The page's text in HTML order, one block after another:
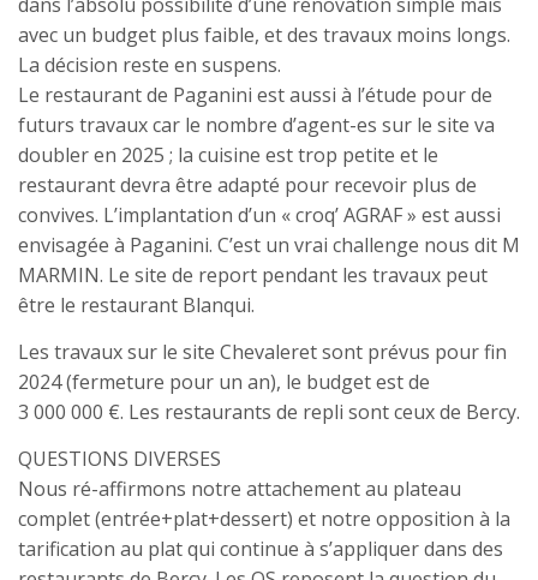
avec un budget plus faible, et des travaux moins longs.
La décision reste en suspens.
Le restaurant de Paganini est aussi à l’étude pour de
futurs travaux car le nombre d’agent-es sur le site va
doubler en 2025 ; la cuisine est trop petite et le
restaurant devra être adapté pour recevoir plus de
convives. L’implantation d’un « croq’ AGRAF » est aussi
envisagée à Paganini. C’est un vrai challenge nous dit M
MARMIN. Le site de report pendant les travaux peut
être le restaurant Blanqui.
Les travaux sur le site Chevaleret sont prévus pour fin
2024 (fermeture pour un an), le budget est de
3 000 000 €. Les restaurants de repli sont ceux de Bercy.
QUESTIONS DIVERSES
Nous ré-affirmons notre attachement au plateau
complet (entrée+plat+dessert) et notre opposition à la
tarification au plat qui continue à s’appliquer dans des